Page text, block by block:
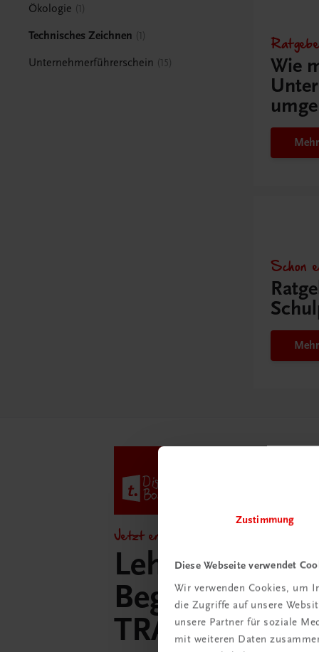
Zustimmung
Diese Webseite verwendet
Wir verwenden Cookies, um
die Zugriffe auf unsere
unsere Partner für soziale
mit weiteren Daten
Ökologie
1
Technisches Zeichnen 1
Unternehmerführerschein 15
Wie
Schon
Jetzt entdecken!
Lehrer/innen-
Begleitpakete
TRAUNER-